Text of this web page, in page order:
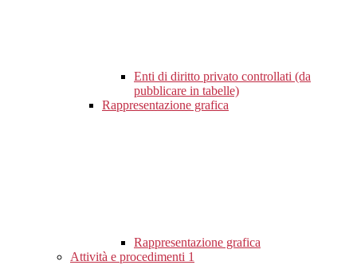
Enti di diritto privato controllati (da
pubblicare in tabelle)
Rappresentazione grafica
Rappresentazione grafica
Attività e procedimenti 1